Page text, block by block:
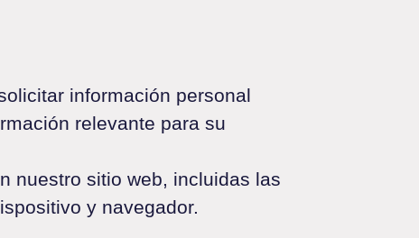
información personal
relevante para su
nuestro sitio web, incluidas las
y navegador.